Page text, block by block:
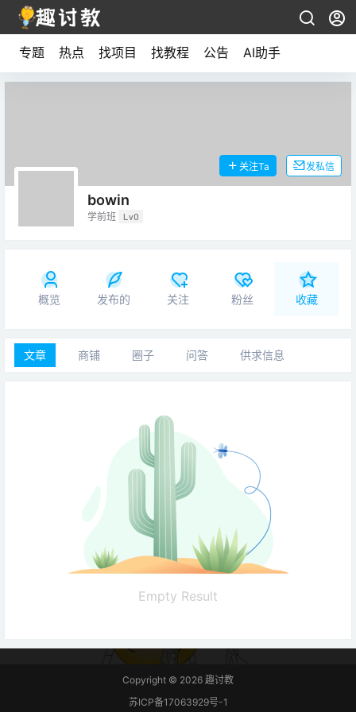
专题 热点 找项目 找教程 公告 AI助手
bowin
学前班 Lv0
关注Ta 发私信
概览 发布的 关注 粉丝 收藏
文章 商铺 圈子 问答 供求信息
Empty Result
Copyright © 2026 趣讨教
苏ICP备17063929号-1